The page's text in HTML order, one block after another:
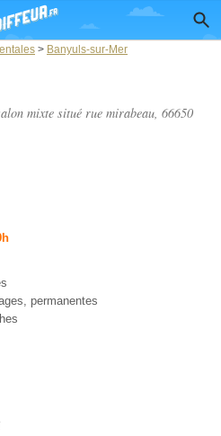
> Banyuls-sur-Mer
mixte situé rue mirabeau, 66650
permanentes